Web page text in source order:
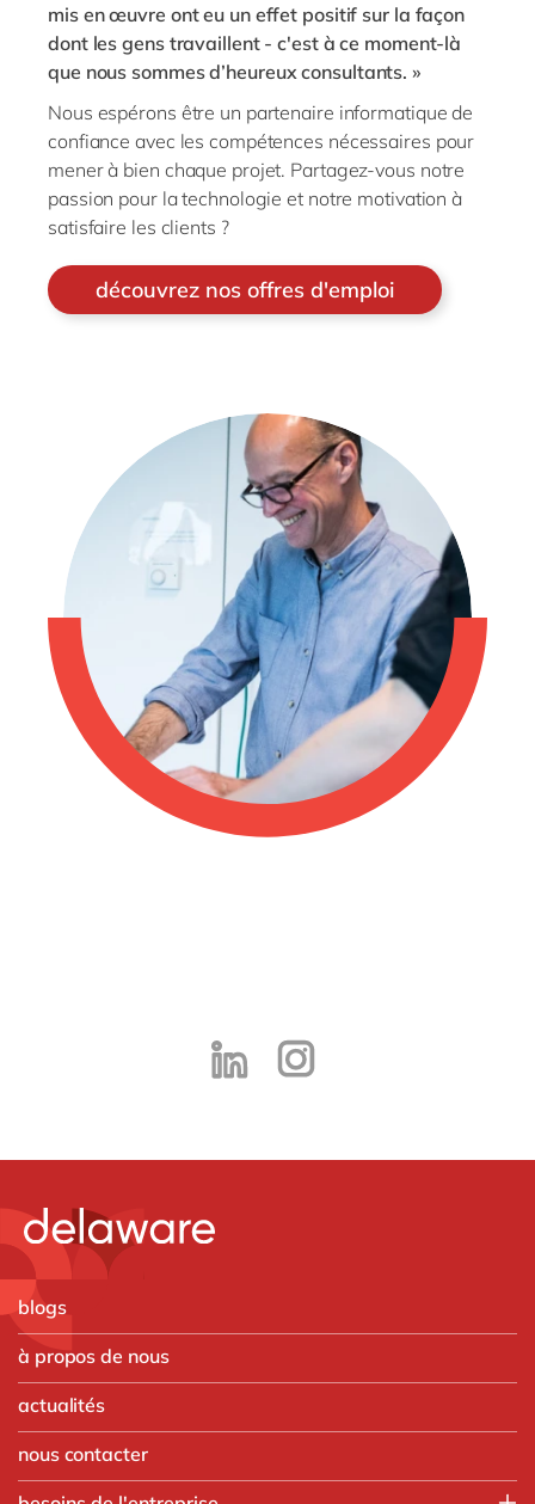
mis en œuvre ont eu un effet positif sur la façon
dont les gens travaillent - c'est à ce moment-là
que nous sommes d’heureux consultants. »
Nous espérons être un partenaire informatique de
confiance avec les compétences nécessaires pour
mener à bien chaque projet. Partagez-vous notre
passion pour la technologie et notre motivation à
satisfaire les clients ?
découvrez nos offres d'emploi
blogs
à propos de nous
actualités
nous contacter